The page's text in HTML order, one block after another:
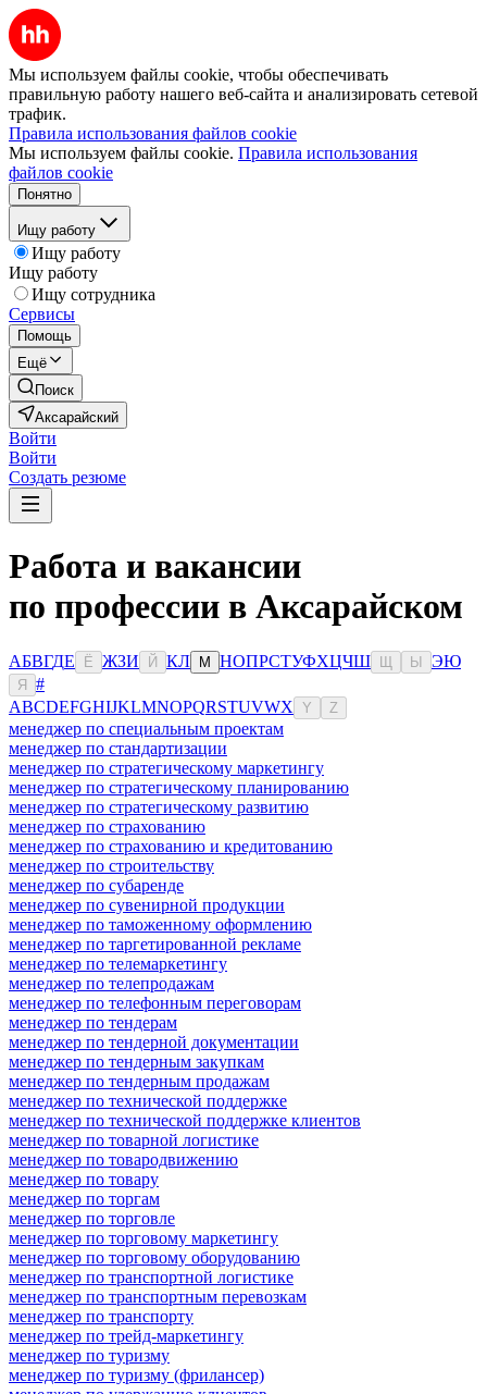
Мы используем файлы cookie, чтобы обеспечивать
правильную работу нашего веб-сайта и анализировать сетевой
трафик.
Правила использования файлов cookie
Мы используем файлы cookie. Правила использования
файлов cookie
Понятно
Ищу работу
Ищу работу
Ищу работу
Ищу сотрудника
Сервисы
Помощь
Ещё
Поиск
Аксарайский
Войти
Войти
Создать резюме
Работа и вакансии
по профессии в Аксарайском
АБВГДЕ Ё ЖЗИ Й КЛ М НОПРСТУФХЦЧШ Ы ЭЮ
Я
#
ABCDEFGHIJKLMNOPQRSTUVWX Y Z
менеджер по специальным проектам
менеджер по стандартизации
менеджер по стратегическому маркетингу
менеджер по стратегическому планированию
менеджер по стратегическому развитию
менеджер по страхованию
менеджер по страхованию и кредитованию
менеджер по строительству
менеджер по субаренде
менеджер по сувенирной продукции
менеджер по таможенному оформлению
менеджер по таргетированной рекламе
менеджер по телемаркетингу
менеджер по телепродажам
менеджер по телефонным переговорам
менеджер по тендерам
менеджер по тендерной документации
менеджер по тендерным закупкам
менеджер по тендерным продажам
менеджер по технической поддержке
менеджер по технической поддержке клиентов
менеджер по товарной логистике
менеджер по товародвижению
менеджер по товару
менеджер по торгам
менеджер по торговле
менеджер по торговому маркетингу
менеджер по торговому оборудованию
менеджер по транспортной логистике
менеджер по транспортным перевозкам
менеджер по транспорту
менеджер по трейд-маркетингу
менеджер по туризму
менеджер по туризму (фрилансер)